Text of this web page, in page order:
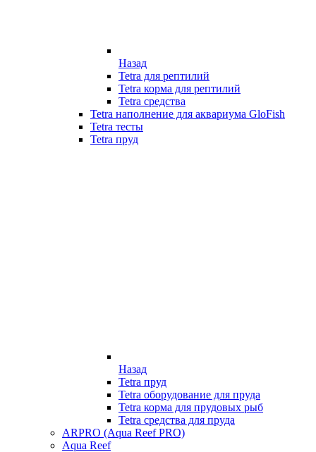
Назад
Tetra для рептилий
Tetra корма для рептилий
Tetra средства
Tetra наполнение для аквариума GloFish
Tetra тесты
Tetra пруд
Назад
Tetra пруд
Tetra оборудование для пруда
Tetra корма для прудовых рыб
Tetra средства для пруда
ARPRO (Aqua Reef PRO)
Aqua Reef